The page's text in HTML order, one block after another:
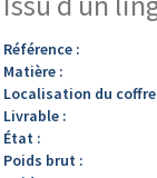
Référence :
Matière :
Localisation du coffre
Livrable :
État :
Poids brut :